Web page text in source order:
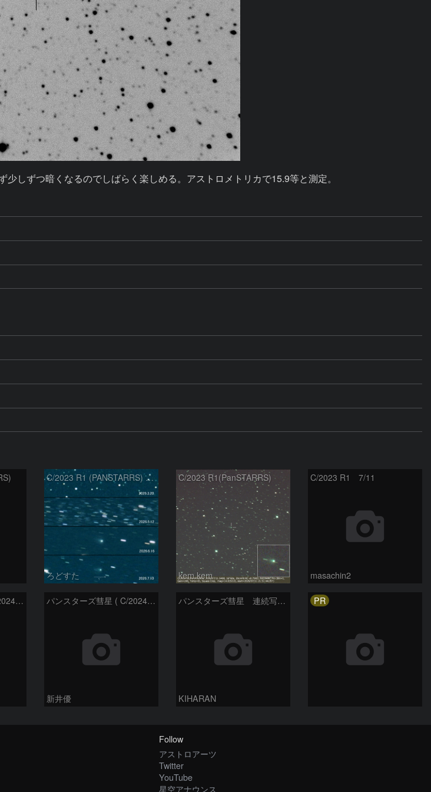
しずつ暗くなるのでしばらく楽しめる。アストロメトリカで15.9等と測定。
C/2023 R1 (PANSTARRS) の変化
ろどすた
C/2023 R1(PanSTARRS)
kem.kem
C/2023 R1 7/11
masachin2
パンスターズ彗星 ( C/2024R4 )：2026/06/28 パンスターズ彗星 ( C/2024G4 )の予報位置：2026/06/23
新井優
パンスターズ彗星 連続写真 再処理
KIHARAN
PR
Follow
アストロアーツ
Twitter
YouTube
星空アナウンス